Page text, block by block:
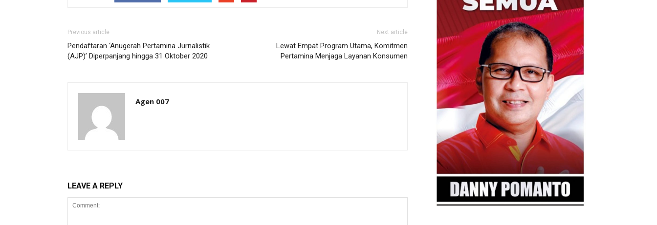
Previous article
Pendaftaran ‘Anugerah Pertamina Jurnalistik
(AJP)’ Diperpanjang hingga 31 Oktober 2020
Next article
Lewat Empat Program Utama, Komitmen
Pertamina Menjaga Layanan Konsumen
Agen 007
LEAVE A REPLY